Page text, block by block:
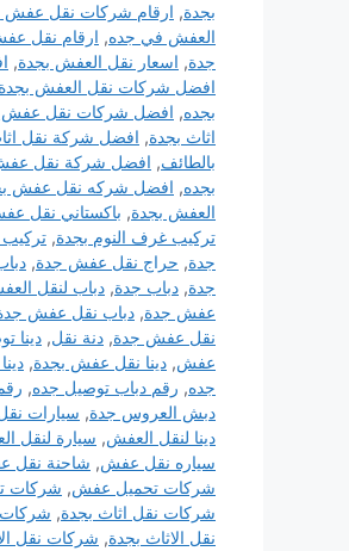
بجدة, ارقام شركات نقل عفش
العفش في جده, ارقام نقل
جدة, اسعار نقل العفش بجدة,
افضل شركات نقل العفش بجدة
بجده, افضل شركات نقل عفش
اثاث بجدة, افضل شركة نقل
بالطائف, افضل شركة نقل
بجده, افضل شركه نقل عفش
العفش بجدة, باكستاني نقل
تركيب غرف النوم بجدة,
جدة, حراج نقل عفش جدة,
جدة, دباب جدة, دباب لنقل
عفش جدة, دباب نقل عفش
نقل عفش جدة, دنة نقل, دينا
عفش, دينا نقل عفش بجدة,
جده, رقم دباب توصيل جده,
دبش العروس جدة, سيارات
دينا لنقل العفش, سيارة لنقل
سياره نقل عفش, شاحنة نقل
شركات تحميل عفش, شركات
شركات نقل اثاث بجدة, شركات
نقل الاثاث بجدة, شركات نقل